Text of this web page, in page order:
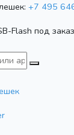
+7 495
Flash под заказ